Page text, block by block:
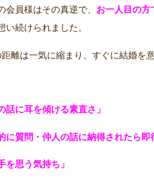
会員様はその真逆で、 お一人目の方
い続けられました。
離は一気に縮まり、すぐに結婚を
話に耳を傾ける素直さ」
に質問・仲人の話に納得されたら即
を思う気持ち」